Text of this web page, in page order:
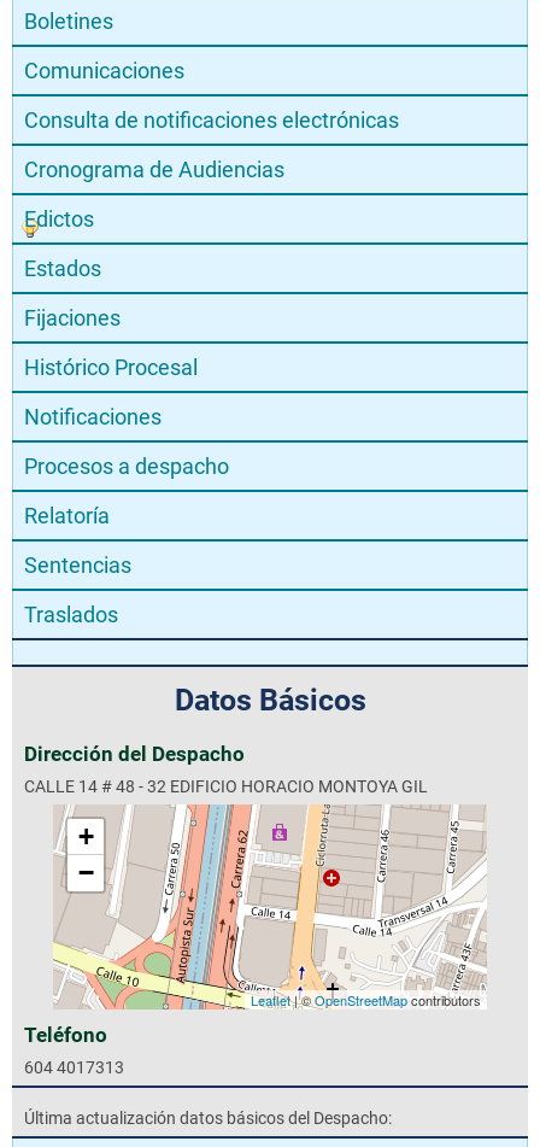
Boletines
Comunicaciones
Consulta de notificaciones electrónicas
Cronograma de Audiencias
Edictos
Estados
Fijaciones
Histórico Procesal
Notificaciones
Procesos a despacho
Relatoría
Sentencias
Traslados
Datos Básicos
Dirección del Despacho
CALLE 14 # 48 - 32 EDIFICIO HORACIO MONTOYA GIL
+
−
Leaflet| ©OpenStreetMapcontributors
Teléfono
604 4017313
Última actualización datos básicos del Despacho: